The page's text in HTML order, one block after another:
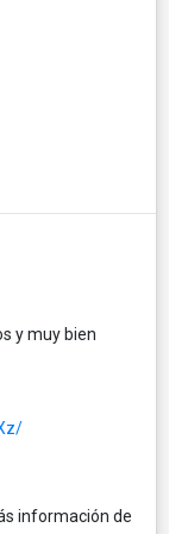
y muy bien
información de